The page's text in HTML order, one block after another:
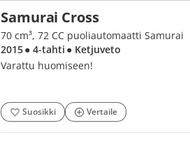
Samurai Cross
70 cm³, 72 CC puoliautomaatti Samurai
2015● 4-tahti ● Ketjuveto
Varattu huomiseen!
Suosikki Vertaile